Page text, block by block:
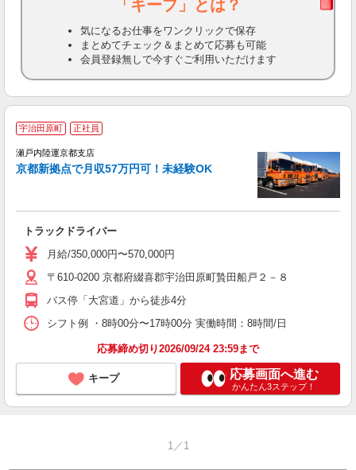
「キープ」とは？
気になるお仕事をワンクリックで保存
まとめてチェック＆まとめて応募も可能
会員登録無しで今すぐご利用いただけます
宇治田原町 正社員
瀬戸内陸運京都支店
京都新拠点で月収57万円可！未経験OK
トラックドライバー
月給/350,000円〜570,000円
〒610-0200 京都府綴喜郡宇治田原町贄田船戸２－８
バス停「大宮道」から徒歩4分
シフト例 ・8時00分〜17時00分 実働時間：8時間/日
応募締め切り2026/09/24 23:59まで
キープ 応募画面へ進む
かんたん3ステップ！
1／1